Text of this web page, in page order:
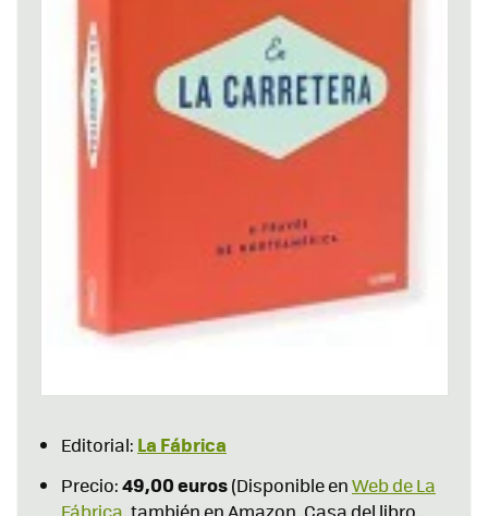
Editorial: La Fábrica
Precio:49,00 euros(Disponible enWeb de La
Fábrica, también en Amazon, Casa del libro,